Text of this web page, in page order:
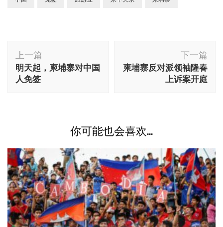
博
文
导
上一篇
明天起，柬埔寨对中国
人免签
下一篇
柬埔寨反对派领袖隆春
上诉案开庭
你可能也会喜欢...